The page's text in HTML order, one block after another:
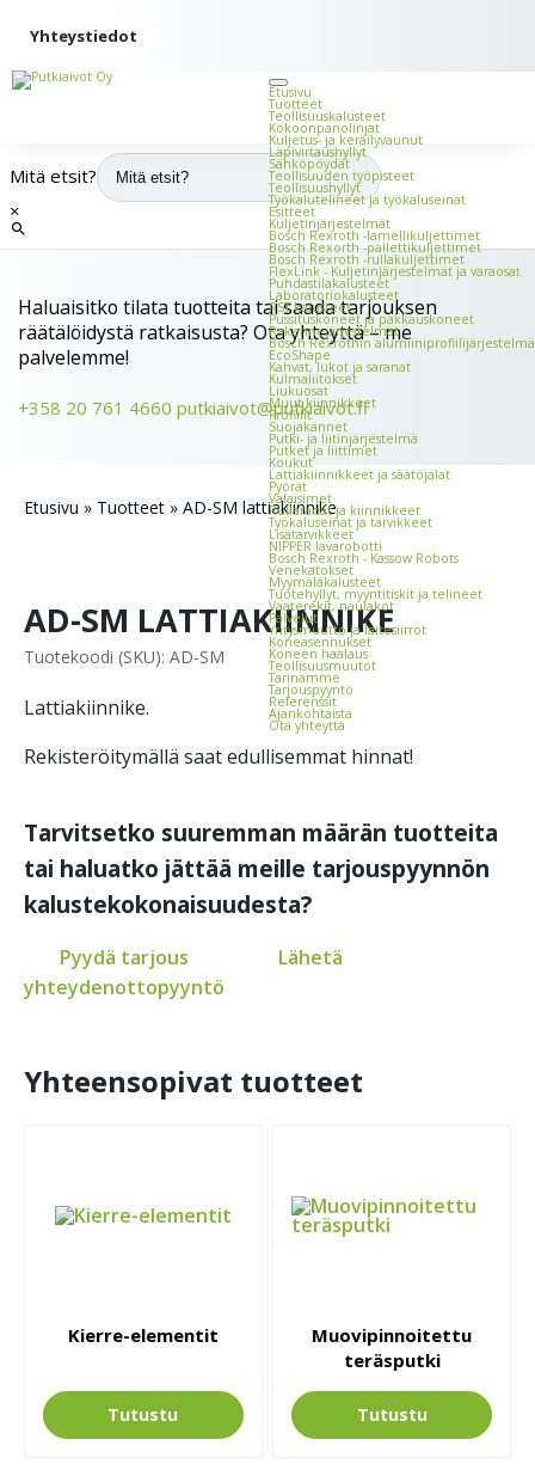
Yhteystiedot
Etusivu
Tuotteet
Teollisuus­kalusteet
Kokoonpano­linjat
Kuljetus- ja keräilyvaunut
Läpivirtaus­hyllyt
Sähköpöydät
Teollisuuden työ­pisteet
Teollisuushyllyt
Työkalu­telineet ja työkalu­seinät
Esitteet
Kuljetin­järjestelmät
Bosch Rexroth -lamelli­kuljettimet
Bosch Rexorth -palletti­kuljettimet
Bosch Rexroth -rulla­kuljettimet
FlexLink - Kuljetin­järjestelmät ja vara­osat
Puhdastila­kalusteet
Laboratorio­kalusteet
RST kalusteet
Pussitus­koneet ja pakkauskoneet
Rakenne­järjestelmät
Bosch Rexrothin alumiini­profiili­järjestelmä
EcoShape
Kahvat, lukot ja saranat
Kulmaliitokset
Liukuosat
Muut kiinnikkeet
Profiilit
Suojakannet
Putki- ja liitin­järjestelmä
Putket ja liittimet
Koukut
Lattia­kiinnikkeet ja säätö­jalat
Pyörät
Valaisimet
Rullaradat ja kiinnikkeet
Työkalu­seinät ja tarvikkeet
Lisätarvikkeet
NIPPER lava­robotti
Bosch Rexroth - Kassow Robots
Vene­katokset
Myymäläkalusteet
Tuotehyllyt, myynti­tiskit ja telineet
Vaate­rekit, naulakot
Palvelut
Yritysmuutto ja laitesiirrot
Koneasennukset
Koneen haalaus
Teollisuusmuutot
Tarinamme
Tarjouspyyntö
Referenssit
Ajankohtaista
Ota yhteyttä
Mitä etsit?
×
Haluaisitko tilata tuotteita tai saada tarjouksen
räätälöidystä ratkaisusta? Ota yhteyttä – me
palvelemme!
+358 20 761 4660 putkiaivot@putkiaivot.fi
Etusivu » Tuotteet » AD-SM lattiakiinnike
AD-SM LATTIAKIINNIKE
Tuotekoodi (SKU): AD-SM
Lattiakiinnike.
Rekisteröitymällä saat edullisemmat hinnat!
Tarvitsetko suuremman määrän tuotteita
tai haluatko jättää meille tarjouspyynnön
kalustekokonaisuudesta?
Pyydä tarjous
Lähetä
yhteydenottopyyntö
Yhteensopivat tuotteet
Kierre-elementit
Tutustu
Muovipinnoitettu
teräsputki
Tutustu